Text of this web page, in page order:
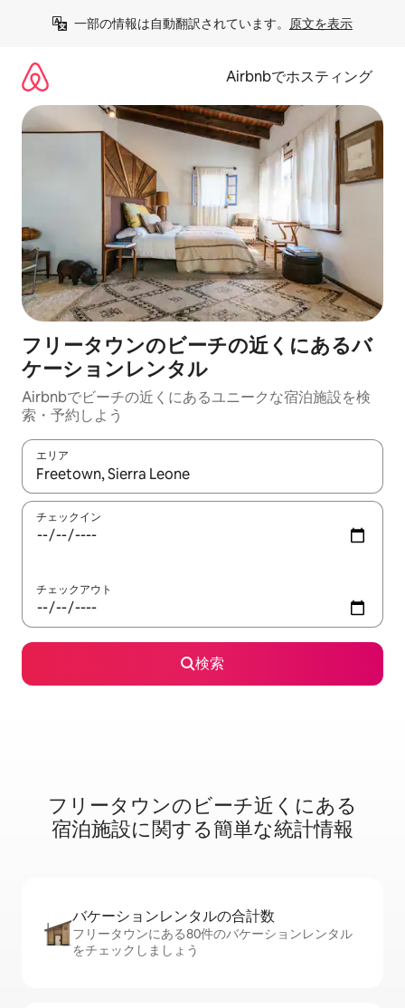
一部の情報は自動翻訳されています。 原文を表示
Airbnbでホスティング
フリータウンのビーチの近くにあるバ
ケーションレンタル
Airbnbでビーチの近くにあるユニークな宿泊施設を検
索・予約しよう
エリア
検索結果が表示されたら、上下の矢印キーを使って移動するか
チェックイン
チェックアウト
検索
フリータウンのビ⁠ー⁠チ⁠近⁠く⁠に⁠あ⁠る
宿⁠泊⁠施⁠設⁠に関⁠す⁠る簡⁠単⁠な統⁠計⁠情⁠報
バケーションレ⁠ン⁠タ⁠ル⁠の合⁠計⁠数
フリータウンにある80件のバケーションレンタル
をチェックしましょう